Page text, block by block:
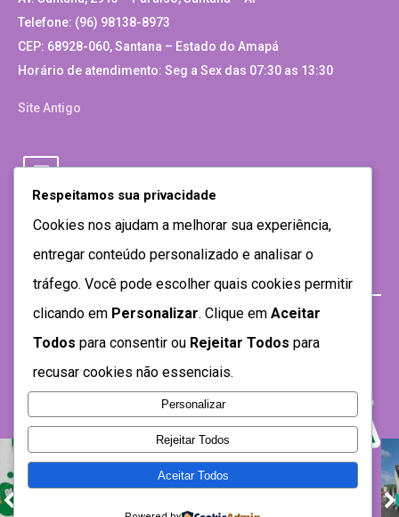
Telefone: (96) 98138-8973
CEP: 68928-060, Santana – Estado do Amapá
Horário de atendimento: Seg a Sex das 07:30 as 13:30
Site Antigo
Respeitamos sua privacidade
Cookies nos ajudam a melhorar sua experiência,
entregar conteúdo personalizado e analisar o
tráfego. Você pode escolher quais cookies permitir
clicando em Personalizar. Clique em Aceitar
Todos para consentir ou Rejeitar Todos para
recusar cookies não essenciais.
Personalizar
Rejeitar Todos
Aceitar Todos